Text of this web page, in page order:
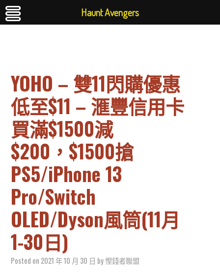
YOHO – 雙11閃購優惠
低至$11 – 滙豐信用卡
買滿$1500減
$200，$1500搶
PS5/iPhone 13
Pro/Switch
OLED/Dyson風筒(11月
1-30日)
Posted on 2021 年 10 月 30 日 by慳錢者聯盟
Haunt Avengers